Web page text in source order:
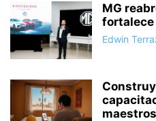
MG
fortalece
Edwin